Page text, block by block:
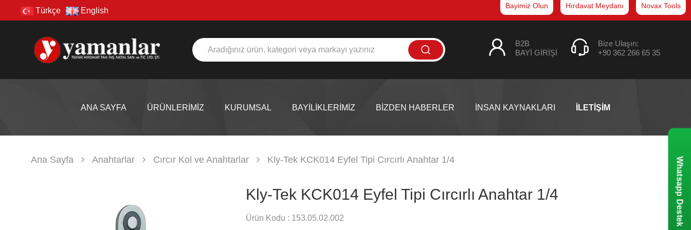
Türkçe English
Bayimiz Olun Hırdavat Meydanı Novax Tools
B2B
BAYİ GİRİŞİ
Bize Ulaşın:
+90 362 266 65 35
ANA SAYFA ÜRÜNLERİMİZ KURUMSAL BAYİLİKLERİMİZ BİZDEN HABERLER İNSAN KAYNAKLARI İLETİŞİM
Ana Sayfa Anahtarlar Cırcır Kol ve Anahtarlar Kly-Tek KCK014 Eyfel Tipi Cırcırlı Anahtar 1/4
Kly-Tek KCK014 Eyfel Tipi Cırcırlı Anahtar 1/4
Ürün Kodu : 153.05.02.002 Whatsapp Destek